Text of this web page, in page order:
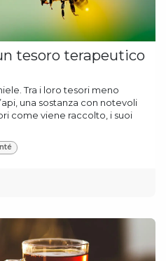
tesoro terapeutico
Tra i loro tesori meno
una sostanza con notevoli
come viene raccolto, i suoi